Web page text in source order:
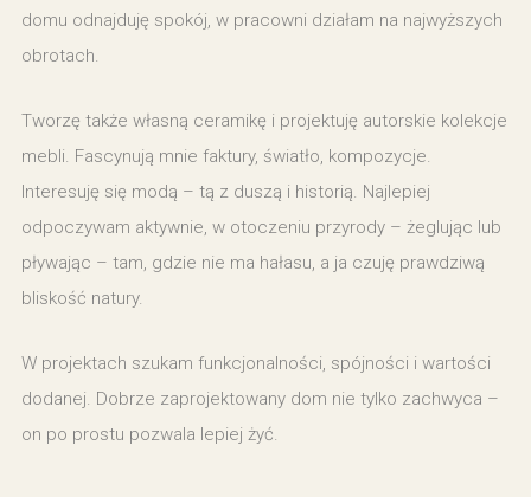
domu odnajduję spokój, w pracowni działam na najwyższych
obrotach.
Tworzę także własną ceramikę i projektuję autorskie kolekcje
mebli. Fascynują mnie faktury, światło, kompozycje.
Interesuję się modą – tą z duszą i historią. Najlepiej
odpoczywam aktywnie, w otoczeniu przyrody – żeglując lub
pływając – tam, gdzie nie ma hałasu, a ja czuję prawdziwą
bliskość natury.
W projektach szukam funkcjonalności, spójności i wartości
dodanej. Dobrze zaprojektowany dom nie tylko zachwyca –
on po prostu pozwala lepiej żyć.